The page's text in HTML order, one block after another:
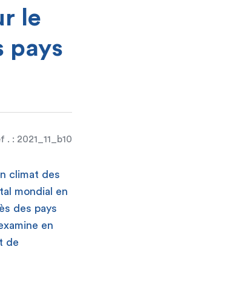
le
pays
. : 2021_11_b10
climat des
mondial en
des pays
en
de